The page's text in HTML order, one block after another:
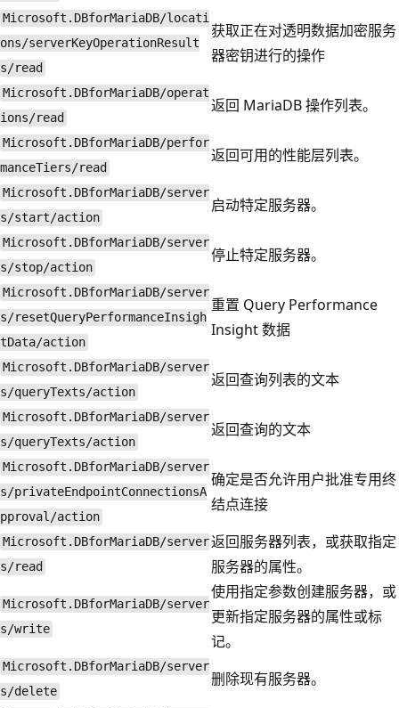
Microsoft.DBforMariaDB/locati
ons/serverKeyOperationResult
s/read
获取正在对透明数据加密服务
器密钥进行的操作
Microsoft.DBforMariaDB/operat
ions/read
返回 MariaDB 操作列表。
Microsoft.DBforMariaDB/perfor
manceTiers/read
返回可用的性能层列表。
Microsoft.DBforMariaDB/server
s/start/action
启动特定服务器。
Microsoft.DBforMariaDB/server
s/stop/action
停止特定服务器。
Microsoft.DBforMariaDB/server
s/resetQueryPerformanceInsigh
tData/action
重置 Query Performance
Insight 数据
Microsoft.DBforMariaDB/server
s/queryTexts/action
返回查询列表的文本
Microsoft.DBforMariaDB/server
s/queryTexts/action
返回查询的文本
Microsoft.DBforMariaDB/server
s/privateEndpointConnectionsA
pproval/action
确定是否允许用户批准专用终
结点连接
Microsoft.DBforMariaDB/server
s/read
返回服务器列表，或获取指定
服务器的属性。
Microsoft.DBforMariaDB/server
s/write
使用指定参数创建服务器，或
更新指定服务器的属性或标
记。
Microsoft.DBforMariaDB/server
s/delete
删除现有服务器。